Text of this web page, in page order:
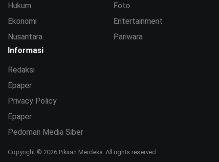
Hukum
Ekonomi
Nusantara
Foto
Entertainment
Pariwara
Informasi
Redaksi
Epaper
Privacy Policy
Epaper
Pedoman Media Siber
Copyright © 2026 Pikiran Merdeka. All rights reserved.